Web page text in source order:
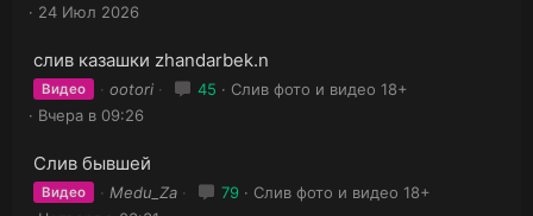
24 Июл 2026
слив казашки zhandarbek.n
Видео ootori 45
Слив фото и видео 18+
Вчера в 09:26
Слив бывшей
Видео Medu_Za 79
Слив фото и видео 18+